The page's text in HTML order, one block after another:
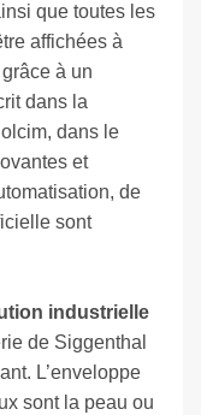
que toutes les
affichées à
à un
dans la
dans le
et
de
sont
industrielle
de Siggenthal
L’enveloppe
sont la peau ou